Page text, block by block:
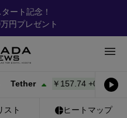
ート記念！
円プレゼント
￥157.74 +0.03% BNB
スト ヒートマップ